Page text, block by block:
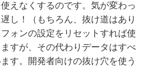
えなくするのです。気が変わっ
し！（もちろん、抜け道はあり
ォンの設定をリセットすれば使
すが、その代わりデータはすべ
す。開発者向けの抜け穴を使う